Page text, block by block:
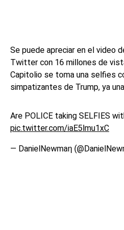
Se puede apreciar en el video
Twitter con 16 millones de
Capitolio se toma una selfies
simpatizantes de Trump, ya
Are POLICE taking SELFIES
pic.twitter.com/iaE5lmu1xC
— DanielNewmaη